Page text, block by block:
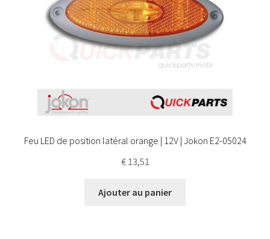
Feu LED de position latéral orange | 12V | Jokon E2-05024
€13,51
Ajouter au panier